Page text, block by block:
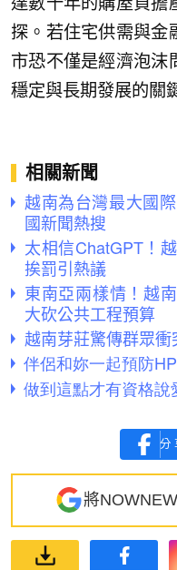
探。若住宅供需與金
市恐不僅是經濟泡沫
穩定與長期發展的關
相關新聞
越南為台灣最大國
國新聞熱搜
太相信ChatGPT！
挨罰引熱議
東南亞兩樣情！越
大砍公共工程預算
越南芽莊驚傳群眾
分
將